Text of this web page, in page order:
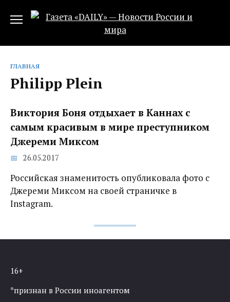
ГЛАВНАЯ
Philipp Plein
Виктория Боня отдыхает в Каннах с
самым красивым в мире преступником
Джереми Миксом
26.05.2017
Российская знаменитость опубликовала фото с
Джереми Миксом на своей страничке в
Instagram.
16+
*признан в России иноагентом